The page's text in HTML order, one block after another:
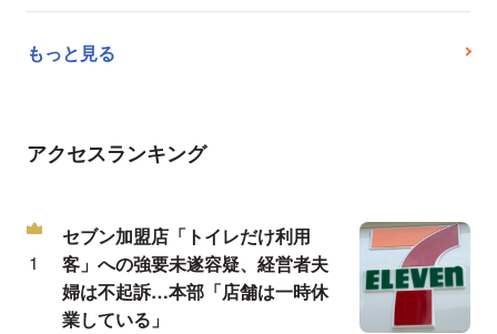
もっと見る
アクセスランキング
セブン加盟店「トイレだけ利用
客」への強要未遂容疑、経営者夫
婦は不起訴…本部「店舗は一時休
業している」